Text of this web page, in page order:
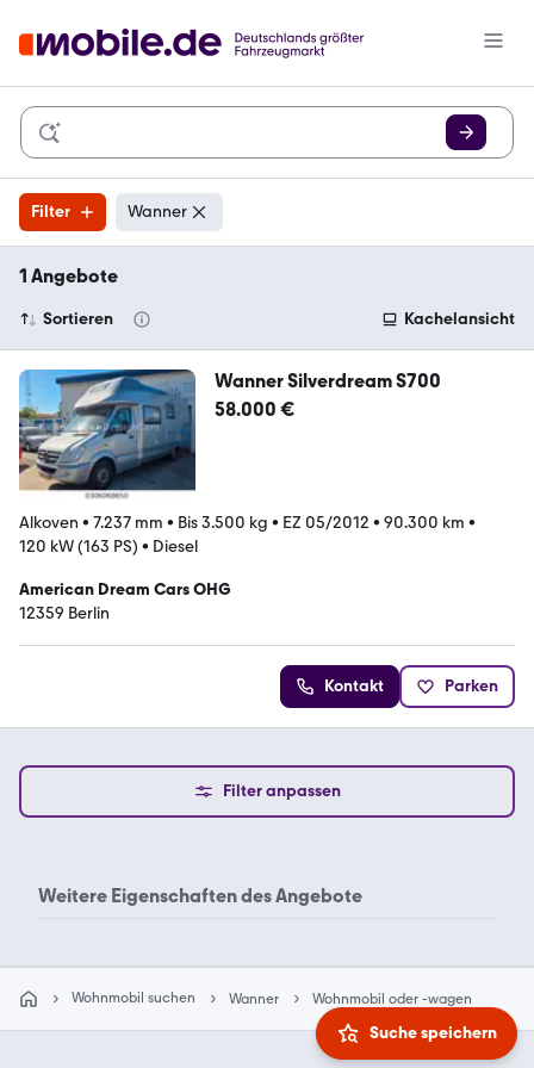
Filter Wanner
1 Angebote
Sortieren Kachelansicht
Wanner Silverdream S700
58.000 €
Alkoven • 7.237 mm • Bis 3.500 kg • EZ 05/2012 • 90.300 km •
120 kW (163 PS) • Diesel
American Dream Cars OHG
12359 Berlin
Kontakt Parken
Filter anpassen
Suche speichern
Weitere Eigenschaften desAngebote
Wohnmobil suchen Wanner Wohnmobil oder -wagen